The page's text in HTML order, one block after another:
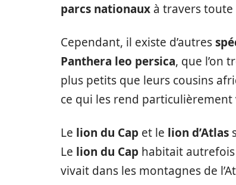
parcs nationaux à travers toute
Cependant, il existe d’autres
Panthera leo persica, que l’on
plus petits que leurs cousins
ce qui les rend
Le lion du Cap et le lion d’Atlas
Le lion du Cap habitait autrefois
vivait dans les montagnes de